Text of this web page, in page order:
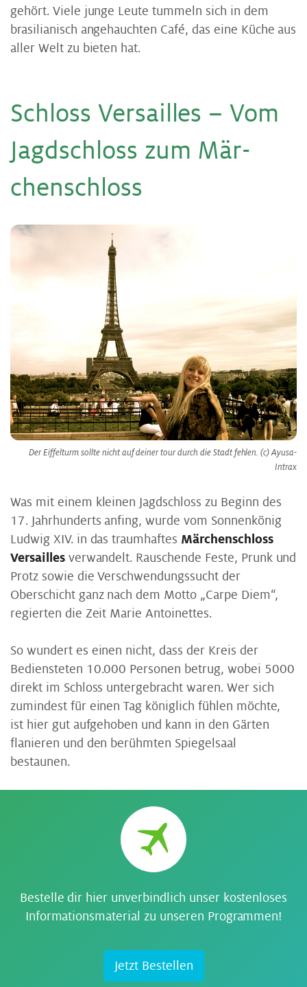
gehört. Viele junge Leute tummeln sich in dem
brasilianisch angehauchten Café, das eine Küche aus
aller Welt zu bieten hat.
Schloss Ver­sailles – Vom
Jagd­schloss zum Mär­
chen­schloss
Der Eiffelturm sollte nicht auf deiner tour durch die Stadt fehlen. (c) Ayusa-
Intrax
Was mit einem kleinen Jagdschloss zu Beginn des
17. Jahrhunderts anfing, wurde vom Sonnenkönig
Ludwig XIV. in das traumhaftes Märchenschloss
Versaillesverwandelt. Rauschende Feste, Prunk und
Protz sowie die Verschwendungssucht der
Oberschicht ganz nach dem Motto „Carpe Diem“,
regierten die Zeit Marie Antoinettes.
So wundert es einen nicht, dass der Kreis der
Bediensteten 10.000 Personen betrug, wobei 5000
direkt im Schloss untergebracht waren. Wer sich
zumindest für einen Tag königlich fühlen möchte,
ist hier gut aufgehoben und kann in den Gärten
flanieren und den berühmten Spiegelsaal
bestaunen.
Bestelle dir hier unverbindlich unser kostenloses
Informationsmaterial zu unseren Programmen!
Jetzt Bestellen